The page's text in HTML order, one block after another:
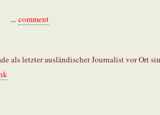
... comment
als letzter ausländischer Journalist vor Ort